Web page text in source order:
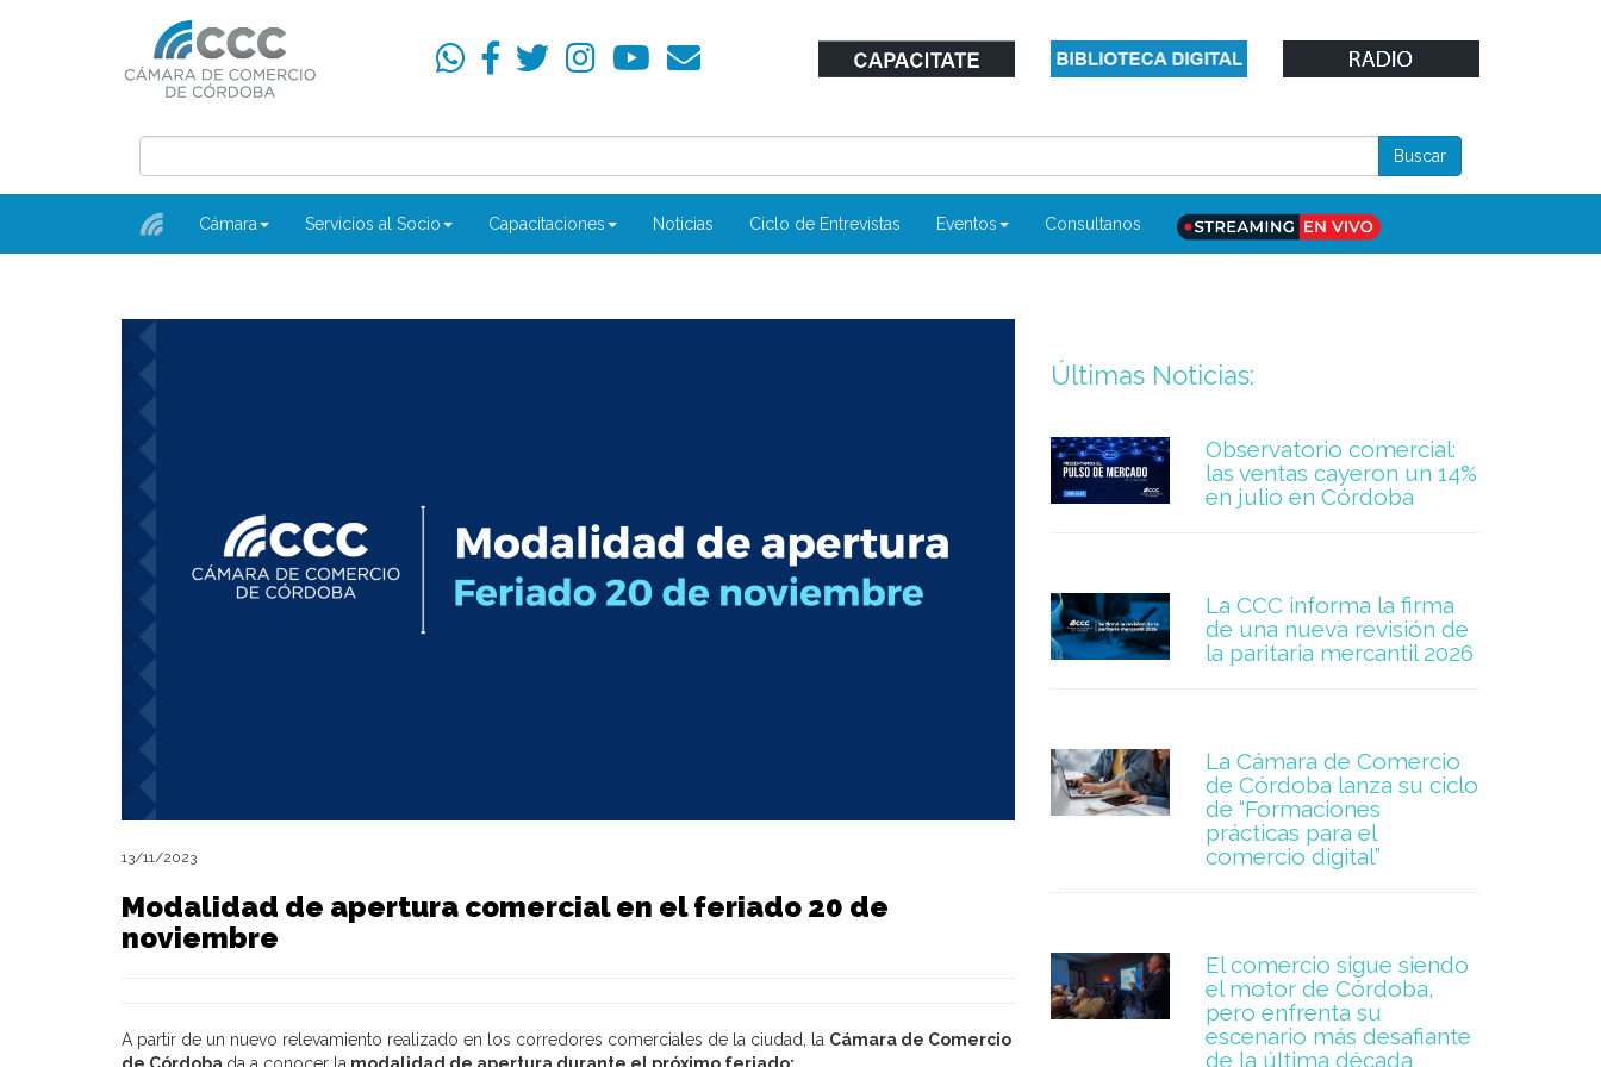
Cámara Servicios al Socio Capacitaciones Noticias Ciclo de Entrevistas Eventos Consultanos
13/11/2023
Modalidad de apertura comercial en el feriado 20 de
noviembre
A partir de un nuevo relevamiento realizado en los corredores comerciales de la ciudad, la Cámara de Comercio
Últimas Noticias:
Observatorio comercial:
las ventas cayeron un 14%
en julio en Córdoba
La CCC informa la firma
de una nueva revisión de
la paritaria mercantil 2026
La Cámara de Comercio
de Córdoba lanza su ciclo
de “Formaciones
prácticas para el
comercio digital”
El comercio sigue siendo
el motor de Córdoba,
pero enfrenta su
escenario más desafiante
de la última década